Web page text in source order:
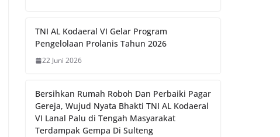
TNI AL Kodaeral VI Gelar Program
Pengelolaan Prolanis Tahun 2026
22 Juni 2026
Bersihkan Rumah Roboh Dan Perbaiki Pagar
Gereja, Wujud Nyata Bhakti TNI AL Kodaeral
VI Lanal Palu di Tengah Masyarakat
Terdampak Gempa Di Sulteng